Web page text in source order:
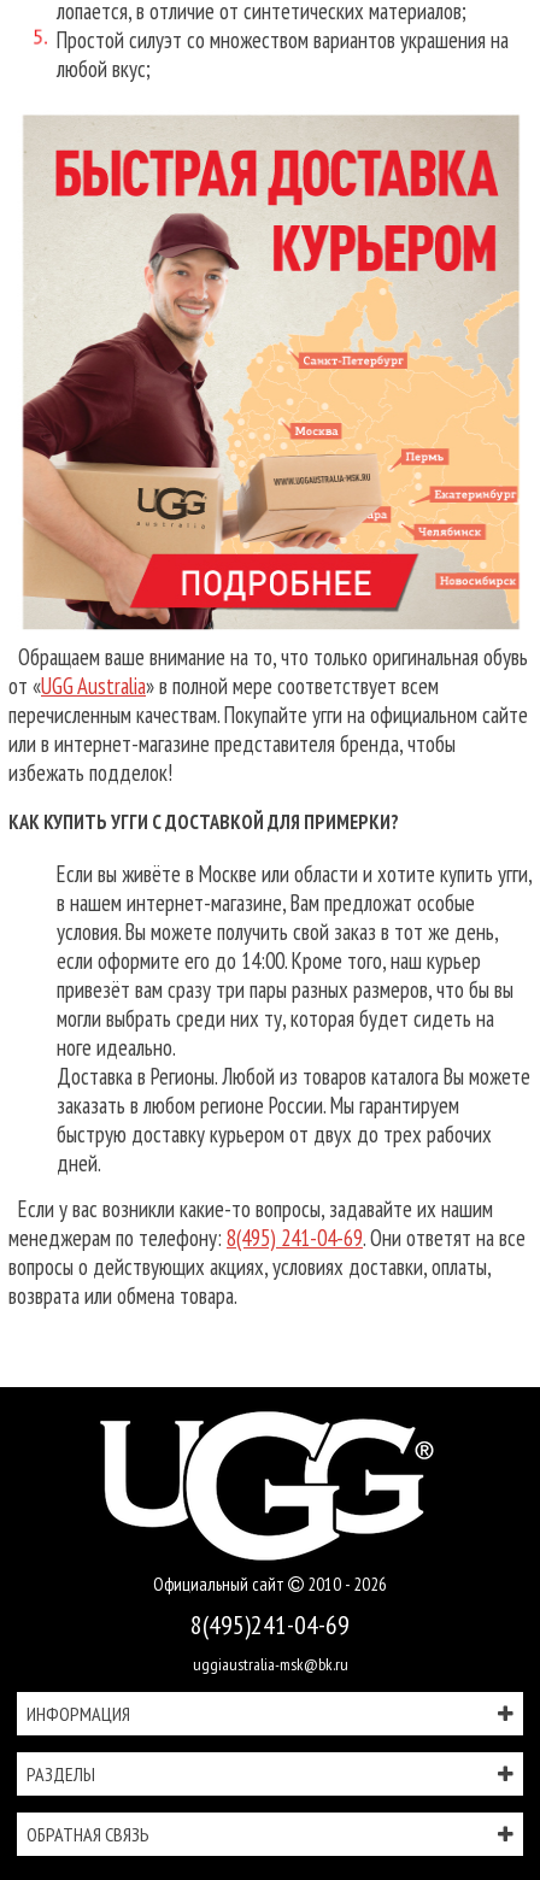
лопается, в отличие от синтетических материалов;
Простой силуэт со множеством вариантов украшения на
любой вкус;
Обращаем ваше внимание на то, что только оригинальная обувь
от «UGG Australia» в полной мере соответствует всем
перечисленным качествам. Покупайте угги на официальном сайте
или в интернет-магазине представителя бренда, чтобы
избежать подделок!
КАК КУПИТЬ УГГИ С ДОСТАВКОЙ ДЛЯ ПРИМЕРКИ?
Если вы живёте в Москве или области и хотите купить угги,
в нашем интернет-магазине, Вам предложат особые
условия. Вы можете получить свой заказ в тот же день,
если оформите его до 14:00. Кроме того, наш курьер
привезёт вам сразу три пары разных размеров, что бы вы
могли выбрать среди них ту, которая будет сидеть на
ноге идеально.
Доставка в Регионы. Любой из товаров каталога Вы можете
заказать в любом регионе России. Мы гарантируем
быструю доставку курьером от двух до трех рабочих
дней.
Если у вас возникли какие-то вопросы, задавайте их нашим
менеджерам по телефону: 8(495) 241-04-69. Они ответят на все
вопросы о действующих акциях, условиях доставки, оплаты,
возврата или обмена товара.
Официальный сайт 2010 - 2026
8(495)241-04-69
uggiaustralia-msk@bk.ru
ИНФОРМАЦИЯ
РАЗДЕЛЫ
ОБРАТНАЯ СВЯЗЬ